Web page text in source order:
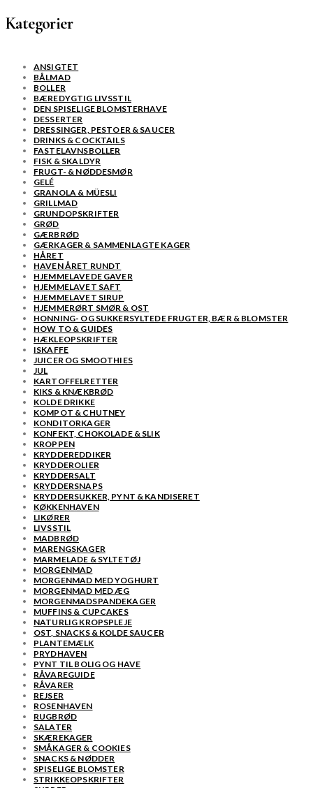
Kategorier
ANSIGTET
BÅLMAD
BOLLER
BÆREDYGTIG LIVSSTIL
DEN SPISELIGE BLOMSTERHAVE
DESSERTER
DRESSINGER, PESTOER & SAUCER
DRINKS & COCKTAILS
FASTELAVNSBOLLER
FISK & SKALDYR
FRUGT- & NØDDESMØR
GELÉ
GRANOLA & MÜESLI
GRILLMAD
GRUNDOPSKRIFTER
GRØD
GÆRBRØD
GÆRKAGER & SAMMENLAGTE KAGER
HÅRET
HAVEN ÅRET RUNDT
HJEMMELAVEDE GAVER
HJEMMELAVET SAFT
HJEMMELAVET SIRUP
HJEMMERØRT SMØR & OST
HONNING- OG SUKKERSYLTEDE FRUGTER, BÆR & BLOMSTER
HOW TO & GUIDES
HÆKLEOPSKRIFTER
ISKAFFE
JUICER OG SMOOTHIES
JUL
KARTOFFELRETTER
KIKS & KNÆKBRØD
KOLDE DRIKKE
KOMPOT & CHUTNEY
KONDITORKAGER
KONFEKT, CHOKOLADE & SLIK
KROPPEN
KRYDDEREDDIKER
KRYDDEROLIER
KRYDDERSALT
KRYDDERSNAPS
KRYDDERSUKKER, PYNT & KANDISERET
KØKKENHAVEN
LIKØRER
LIVSSTIL
MADBRØD
MARENGSKAGER
MARMELADE & SYLTETØJ
MORGENMAD
MORGENMAD MED YOGHURT
MORGENMAD MED ÆG
MORGENMADSPANDEKAGER
MUFFINS & CUPCAKES
NATURLIG KROPSPLEJE
OST, SNACKS & KOLDE SAUCER
PLANTEMÆLK
PRYDHAVEN
PYNT TIL BOLIG OG HAVE
RÅVAREGUIDE
RÅVARER
REJSER
ROSENHAVEN
RUGBRØD
SALATER
SKÆREKAGER
SMÅKAGER & COOKIES
SNACKS & NØDDER
SPISELIGE BLOMSTER
STRIKKEOPSKRIFTER